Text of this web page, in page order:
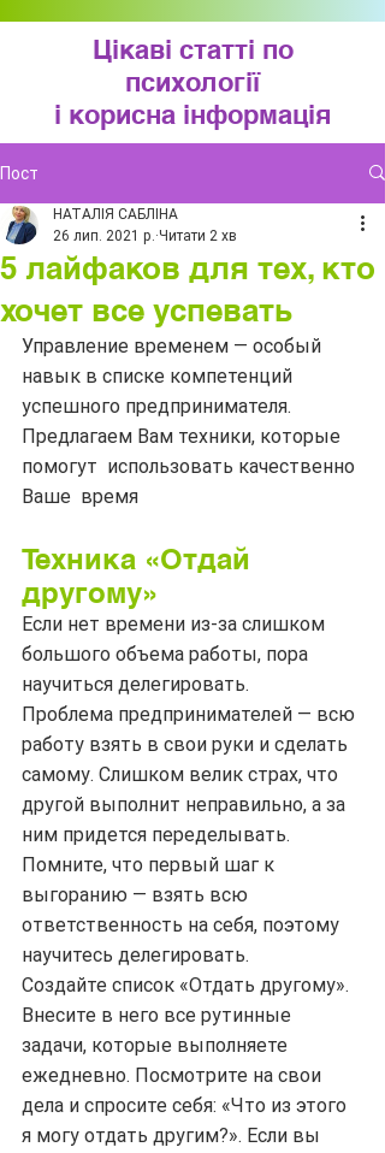
Цікаві статті по
психології
і корисна інформація
Пост
5 лайфаков для тех, кто
хочет все успевать
НАТАЛІЯ САБЛІНА
26 лип. 2021 р. Читати 2 хв
Управление временем — особый
навык в списке компетенций
успешного предпринимателя.
Предлагаем Вам техники, которые
помогут  использовать качественно
Ваше  время
Техника «Отдай
другому»
Если нет времени из-за слишком
большого объема работы, пора
научиться делегировать.
Проблема предпринимателей — всю
работу взять в свои руки и сделать
самому. Слишком велик страх, что
другой выполнит неправильно, а за
ним придется переделывать.
Помните, что первый шаг к
выгоранию — взять всю
ответственность на себя, поэтому
научитесь делегировать.
Создайте список «Отдать другому».
Внесите в него все рутинные
задачи, которые выполняете
ежедневно. Посмотрите на свои
дела и спросите себя: «Что из этого
я могу отдать другим?». Если вы